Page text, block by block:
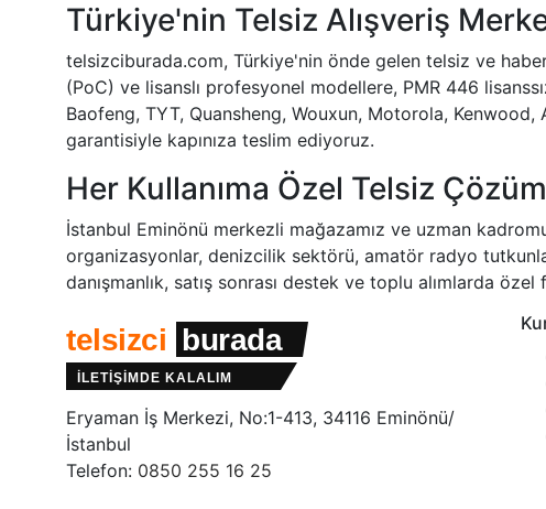
Türkiye'nin Telsiz Alışveriş
telsizciburada.com, Türkiye'nin önde gelen telsiz ve
(PoC) ve lisanslı profesyonel modellere, PMR 446
Baofeng, TYT, Quansheng, Wouxun, Motorola,
garantisiyle kapınıza teslim ediyoruz.
Her Kullanıma Özel Telsiz
İstanbul Eminönü merkezli mağazamız ve uzman
organizasyonlar, denizcilik sektörü, amatör radyo
danışmanlık, satış sonrası destek ve toplu alımlarda
telsizci burada
İLETİŞİMDE KALALIM
Eryaman İş Merkezi, No:1-413, 34116 Eminönü/
İstanbul
Telefon: 0850 255 16 25